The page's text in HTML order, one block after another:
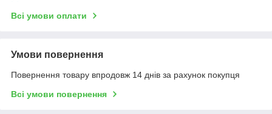
Всі умови оплати
Умови повернення
Повернення товару впродовж 14 днів за рахунок покупця
Всі умови повернення